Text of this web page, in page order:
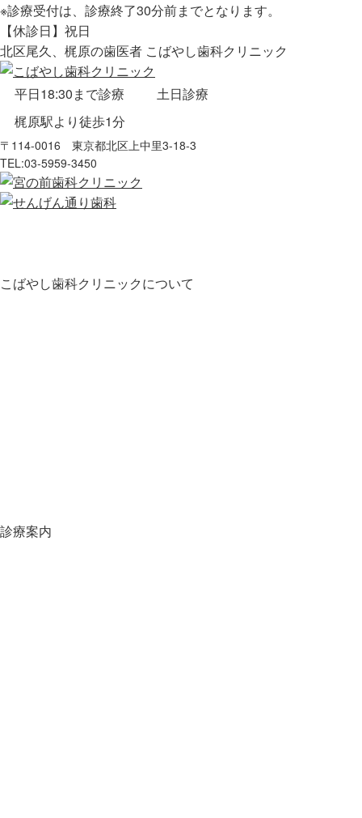
※診療受付は、診療終了30分前までとなります。
【休診日】祝日
北区尾久、梶原の歯医者 こばやし歯科クリニック
平日18:30まで診療
土日診療
梶原駅より徒歩1分
〒114-0016 東京都北区上中里3-18-3
TEL:03-5959-3450
こばやし歯科クリニックについて
診療案内